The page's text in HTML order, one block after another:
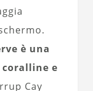
è una
e
Cay